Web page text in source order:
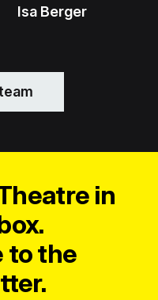
Isa Berger
in
to the